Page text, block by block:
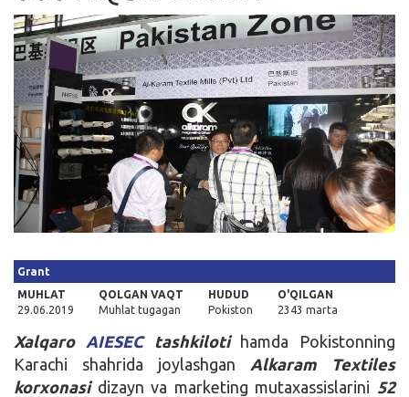
Qidirish
Kirish
Grant
MUHLAT
29.06.2019
QOLGAN VAQT
Muhlat tugagan
HUDUD
Pokiston
O'QILGAN
2343 marta
Xalqaro AIESEC tashkilotihamda Pokistonning
Karachi shahrida joylashgan Alkaram
Textiles
korxonasidizayn va marketing mutaxassislarini 52